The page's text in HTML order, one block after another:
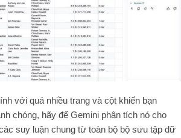
với quá nhiều trang và cột khiến bạn
chóng, hãy để Gemini phân tích nó cho
suy luận chung từ toàn bộ bộ sưu tập dữ